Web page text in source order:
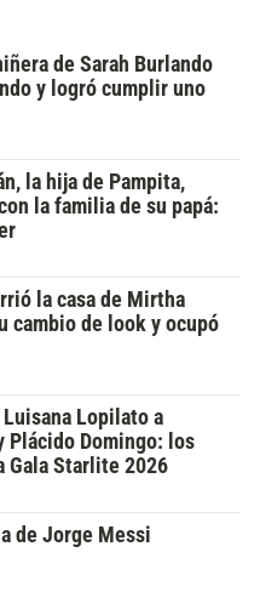
de Sarah Burlando
y logró cumplir uno
la hija de Pampita,
la familia de su papá:
la casa de Mirtha
cambio de look y ocupó
Lopilato a
Plácido Domingo: los
Gala Starlite 2026
de Jorge Messi